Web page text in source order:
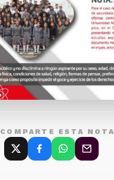
COMPARTE ESTA NOTA